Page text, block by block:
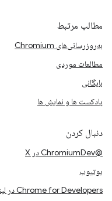
مطالب مرتبط
به‌روزرسانی‌های Chromium
مطالعات موردی
بایگانی
پادکست ها و نمایش ها
دنبال کردن
@ChromiumDev در X
یوتیوب
Chrome for Developers در لینکدین